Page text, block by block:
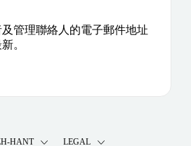
及管理聯絡人的電子郵件地址
。
HANT LEGAL